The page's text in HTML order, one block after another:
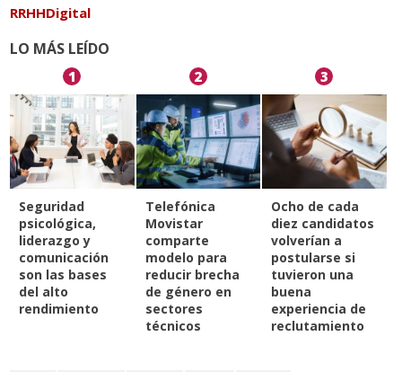
RRHHDigital
LO MÁS LEÍDO
1
Seguridad
psicológica,
liderazgo y
comunicación
son las bases
del alto
rendimiento
2
Telefónica
Movistar
comparte
modelo para
reducir brecha
de género en
sectores
técnicos
3
Ocho de cada
diez candidatos
volverían a
postularse si
tuvieron una
buena
experiencia de
reclutamiento